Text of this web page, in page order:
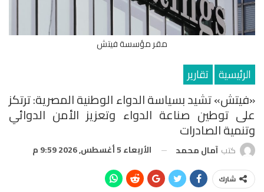
مقر مؤسسة فيتش
الرئيسية تقارير
«فيتش» تشيد بسياسة الدواء الوطنية المصرية: ترتكز
على توطين صناعة الدواء وتعزيز الأمن الدوائي
وتنمية الصادرات
كتب آمال محمد الأربعاء 5 أغسطس, 2026 9:59 م
شارك